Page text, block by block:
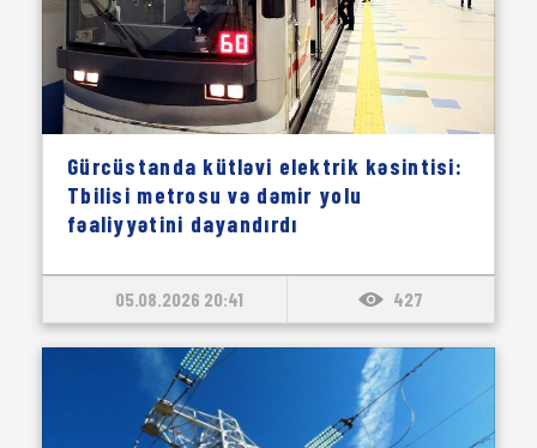
Gürcüstanda kütləvi elektrik kəsintisi:
Tbilisi metrosu və dəmir yolu
fəaliyyətini dayandırdı
05.08.2026 20:41 427